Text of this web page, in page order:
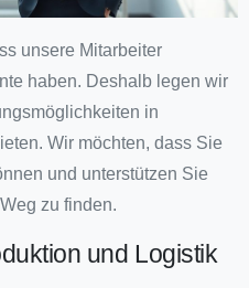
unsere Mitarbeiter
haben. Deshalb legen wir
in
Wir möchten, dass Sie
und unterstützen Sie
zu finden.
und Logistik